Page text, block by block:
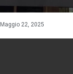
Maggio 22, 2025